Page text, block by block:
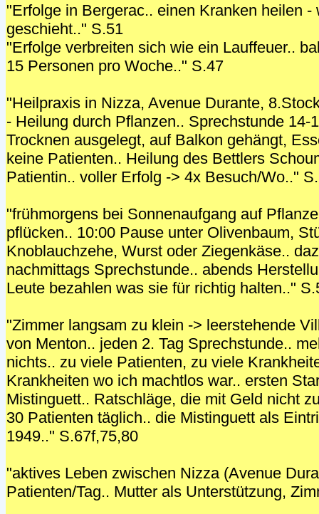
"Erfolge in Bergerac.. einen Kranken heilen -
geschieht.." S.51
"Erfolge verbreiten sich wie ein Lauffeuer..
15 Personen pro Woche.." S.47
"Heilpraxis in Nizza, Avenue Durante,
- Heilung durch Pflanzen.. Sprechstunde 14-
Trocknen ausgelegt, auf Balkon gehängt,
keine Patienten.. Heilung des Bettlers
Patientin.. voller Erfolg -> 4x Besuch/Wo.."
"frühmorgens bei Sonnenaufgang auf
pflücken.. 10:00 Pause unter Olivenbaum,
Knoblauchzehe, Wurst oder Ziegenkäse..
nachmittags Sprechstunde.. abends
Leute bezahlen was sie für richtig halten.."
"Zimmer langsam zu klein -> leerstehende
von Menton.. jeden 2. Tag Sprechstunde..
nichts.. zu viele Patienten, zu viele
Krankheiten wo ich machtlos war.. ersten
Mistinguett.. Ratschläge, die mit Geld nicht
30 Patienten täglich.. die Mistinguett als
1949.." S.67f,75,80
"aktives Leben zwischen Nizza (Avenue
Patienten/Tag.. Mutter als Unterstützung,